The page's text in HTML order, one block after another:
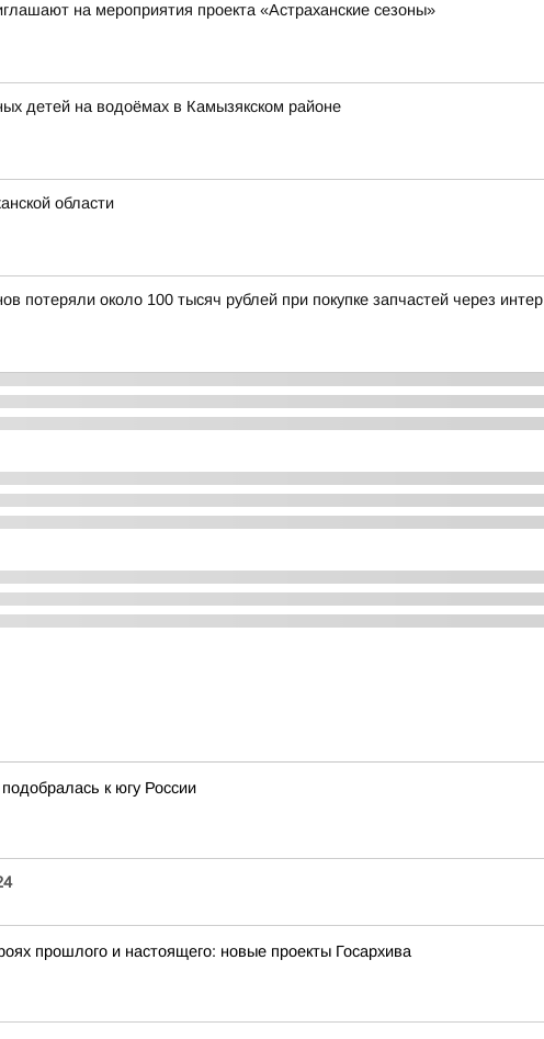
на мероприятия проекта «Астраханские сезоны»
детей на водоёмах в Камызякском районе
области
потеряли около 100 тысяч рублей при покупке запчастей через
к югу России
прошлого и настоящего: новые проекты Госархива